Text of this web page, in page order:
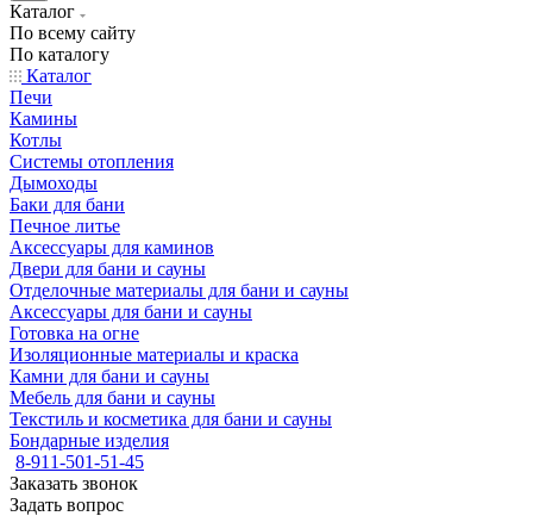
Каталог
По всему сайту
По каталогу
Каталог
Печи
Камины
Котлы
Системы отопления
Дымоходы
Баки для бани
Печное литье
Аксессуары для каминов
Двери для бани и сауны
Отделочные материалы для бани и сауны
Аксессуары для бани и сауны
Готовка на огне
Изоляционные материалы и краска
Камни для бани и сауны
Мебель для бани и сауны
Текстиль и косметика для бани и сауны
Бондарные изделия
8-911-501-51-45
Заказать звонок
Задать вопрос